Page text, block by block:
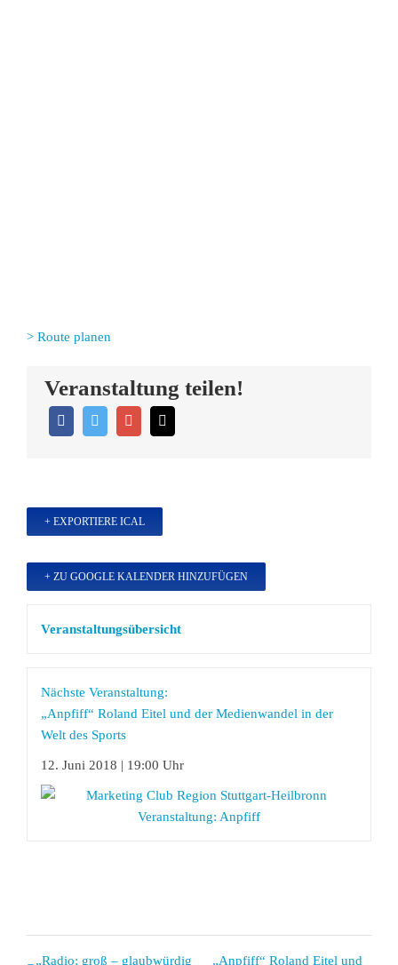
> Route planen
Veranstaltung teilen!
+ EXPORTIERE ICAL
+ ZU GOOGLE KALENDER HINZUFÜGEN
Veranstaltungsübersicht
Nächste Veranstaltung:
„Anpfiff“ Roland Eitel und der Medienwandel in der
Welt des Sports
12. Juni 2018 | 19:00 Uhr
„Radio: groß – glaubwürdig „Anpfiff“ Roland Eitel und